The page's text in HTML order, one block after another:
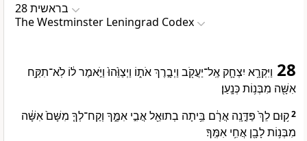
בראשית 28
The Westminster Leningrad Codex
28 וַיִּקְרָ֥א יִצְחָ֛ק אֶֽל־יַעֲקֹ֖ב וַיְבָ֣רֶךְ אֹת֑וֹ וַיְצַוֵּ֙הוּ֙ וַיֹּ֣אמֶר ל֔וֹ לֹֽא־תִקַּ֥ח
אִשָּׁ֖ה מִבְּנ֥וֹת כְּנָֽעַן׃
2ק֥וּם לֵךְ֙ פַּדֶּ֣נָֽה אֲרָ֔ם בֵּ֥יתָה בְתוּאֵ֖ל אֲבִ֣י אִמֶּ֑ךָ וְקַח־לְךָ֤ מִשָּׁם֙ אִשָּׁ֔ה
מִבְּנ֥וֹת לָבָ֖ן אֲחִ֥י אִמֶּֽךָ׃